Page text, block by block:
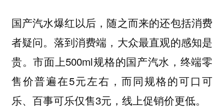
国产汽水爆红以后，随之而来的还包括消费
者疑问。落到消费端，大众最直观的感知是
贵。市面上500ml规格的国产汽水，终端零
售价普遍在5元左右，而同规格的可口可
乐、百事可乐仅售3元，线上促销价更低。